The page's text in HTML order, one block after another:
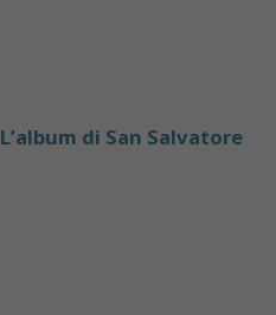
L’album di San Salvatore